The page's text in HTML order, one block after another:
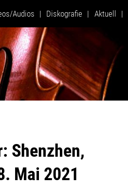
Audios Diskografie Aktuell
Shenzhen,
Mai 2021